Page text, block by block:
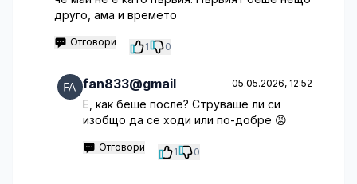
друго, ама и времето
Отговори 1 0
fan833@gmail 05.05.2026, 12:52
Е, как беше после? Струваше ли си
изобщо да се ходи или по-добре 😡
Отговори 1 0